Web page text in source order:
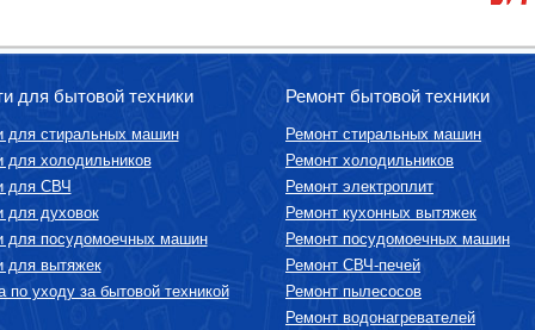
для бытовой техники
для стиральных машин
для холодильников
для СВЧ
для духовок
для посудомоечных машин
для вытяжек
по уходу за бытовой техникой
Ремонт бытовой техники
Ремонт стиральных машин
Ремонт холодильников
Ремонт электроплит
Ремонт кухонных вытяжек
Ремонт посудомоечных машин
Ремонт СВЧ-печей
Ремонт пылесосов
Ремонт водонагревателей